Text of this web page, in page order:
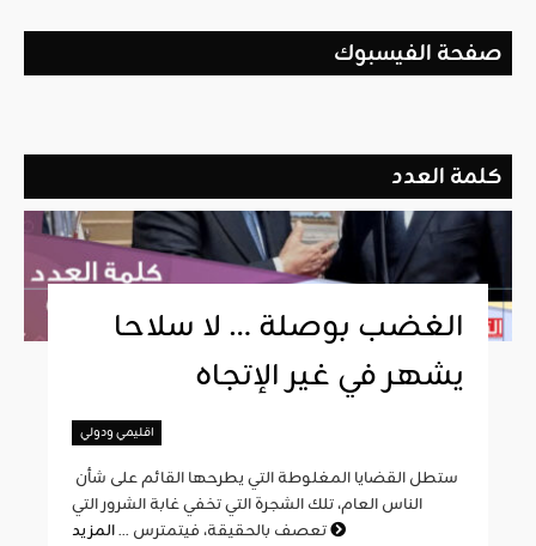
صفحة الفيسبوك
كلمة العدد
الغضب بوصلة … لا سلاحا
يشهر في غير الإتجاه
اقليمي ودولي
الناس العام، تلك الشجرة التي تخفي غابة الشرور التي
تعصف بالحقيقة، فيتمترس ...